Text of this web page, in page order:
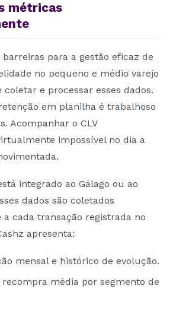
métricas
para a gestão eficaz de
no pequeno e médio varejo
e processar esses dados.
em planilha é trabalhoso
Acompanhar o CLV
impossível no dia a
integrado ao Gálago ou ao
dados são coletados
cada transação registrada no
apresenta:
mensal e histórico de evolução.
média por segmento de